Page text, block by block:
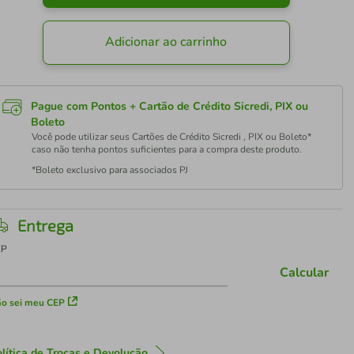
Adicionar ao carrinho
Pague com Pontos + Cartão de Crédito Sicredi, PIX ou
Boleto
Você pode utilizar seus Cartões de Crédito Sicredi , PIX ou Boleto*
caso não tenha pontos suficientes para a compra deste produto.
*Boleto exclusivo para associados PJ
Entrega
sei meu CEP
Calcular